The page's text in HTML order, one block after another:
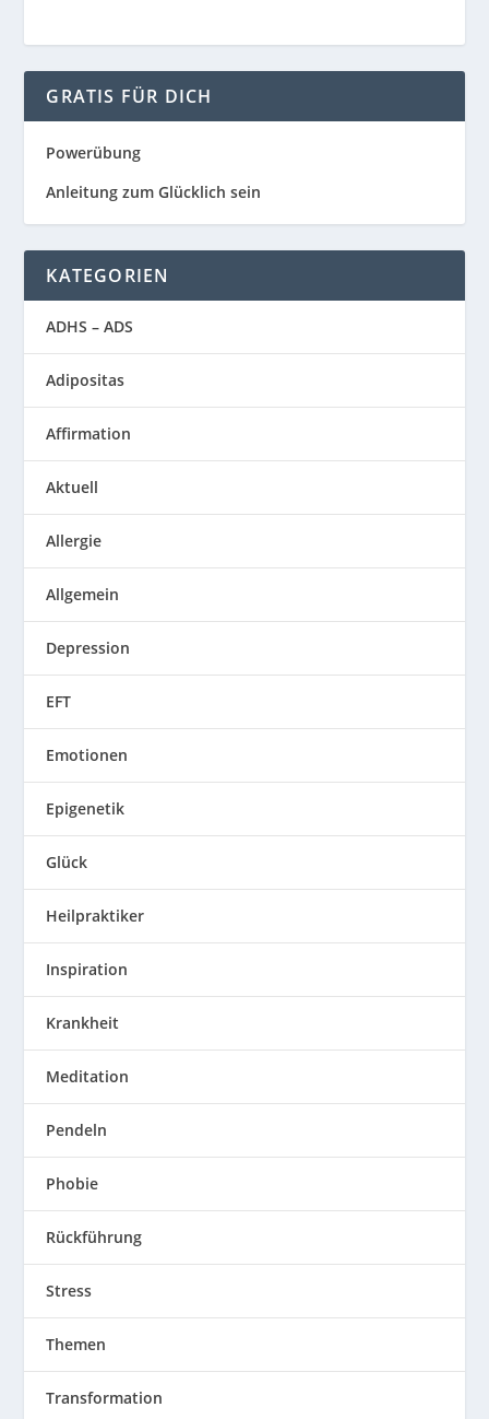
GRATIS FÜR DICH
Powerübung
Anleitung zum Glücklich sein
KATEGORIEN
ADHS – ADS
Adipositas
Affirmation
Aktuell
Allergie
Allgemein
Depression
EFT
Emotionen
Epigenetik
Glück
Heilpraktiker
Inspiration
Krankheit
Meditation
Pendeln
Phobie
Rückführung
Stress
Themen
Transformation